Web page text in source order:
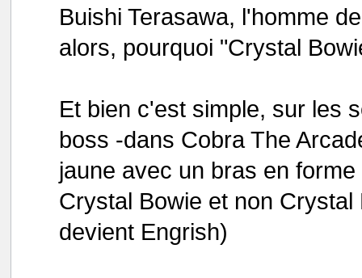
Buishi Terasawa, l'homme
alors, pourquoi "Crystal
Et bien c'est simple, sur les
boss -dans Cobra The
jaune avec un bras en
Crystal Bowie et non
devient Engrish)